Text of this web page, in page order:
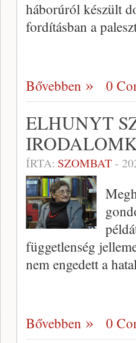
háborúról készült
fordításban a
Bővebben 0
ELHUNYT
ÍRTA: SZOMBAT-
függetlenség
nem engedett a
Bővebben 0